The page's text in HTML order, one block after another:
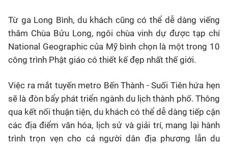
Từ ga Long Bình, du khách cũng có thể dễ dàng viếng
thăm Chùa Bửu Long, ngôi chùa vinh dự được tạp chí
National Geographic của Mỹ bình chọn là một trong 10
công trình Phật giáo có thiết kế đẹp nhất thế giới.
Việc ra mắt tuyến metro Bến Thành - Suối Tiên hứa hẹn
sẽ là đòn bẩy phát triển ngành du lịch thành phố. Thông
qua kết nối thuận tiện, du khách có thể dễ dàng tiếp cận
các địa điểm văn hóa, lịch sử và giải trí, mang lại hành
trình trọn vẹn cho cả người dân địa phương lẫn du